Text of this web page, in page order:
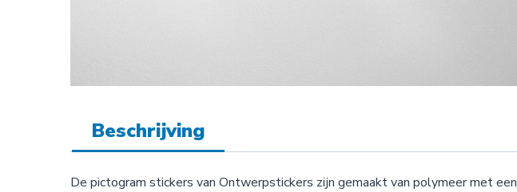
Beschrijving
De pictogram stickers van Ontwerpstickers zijn gemaakt van polymeer met een